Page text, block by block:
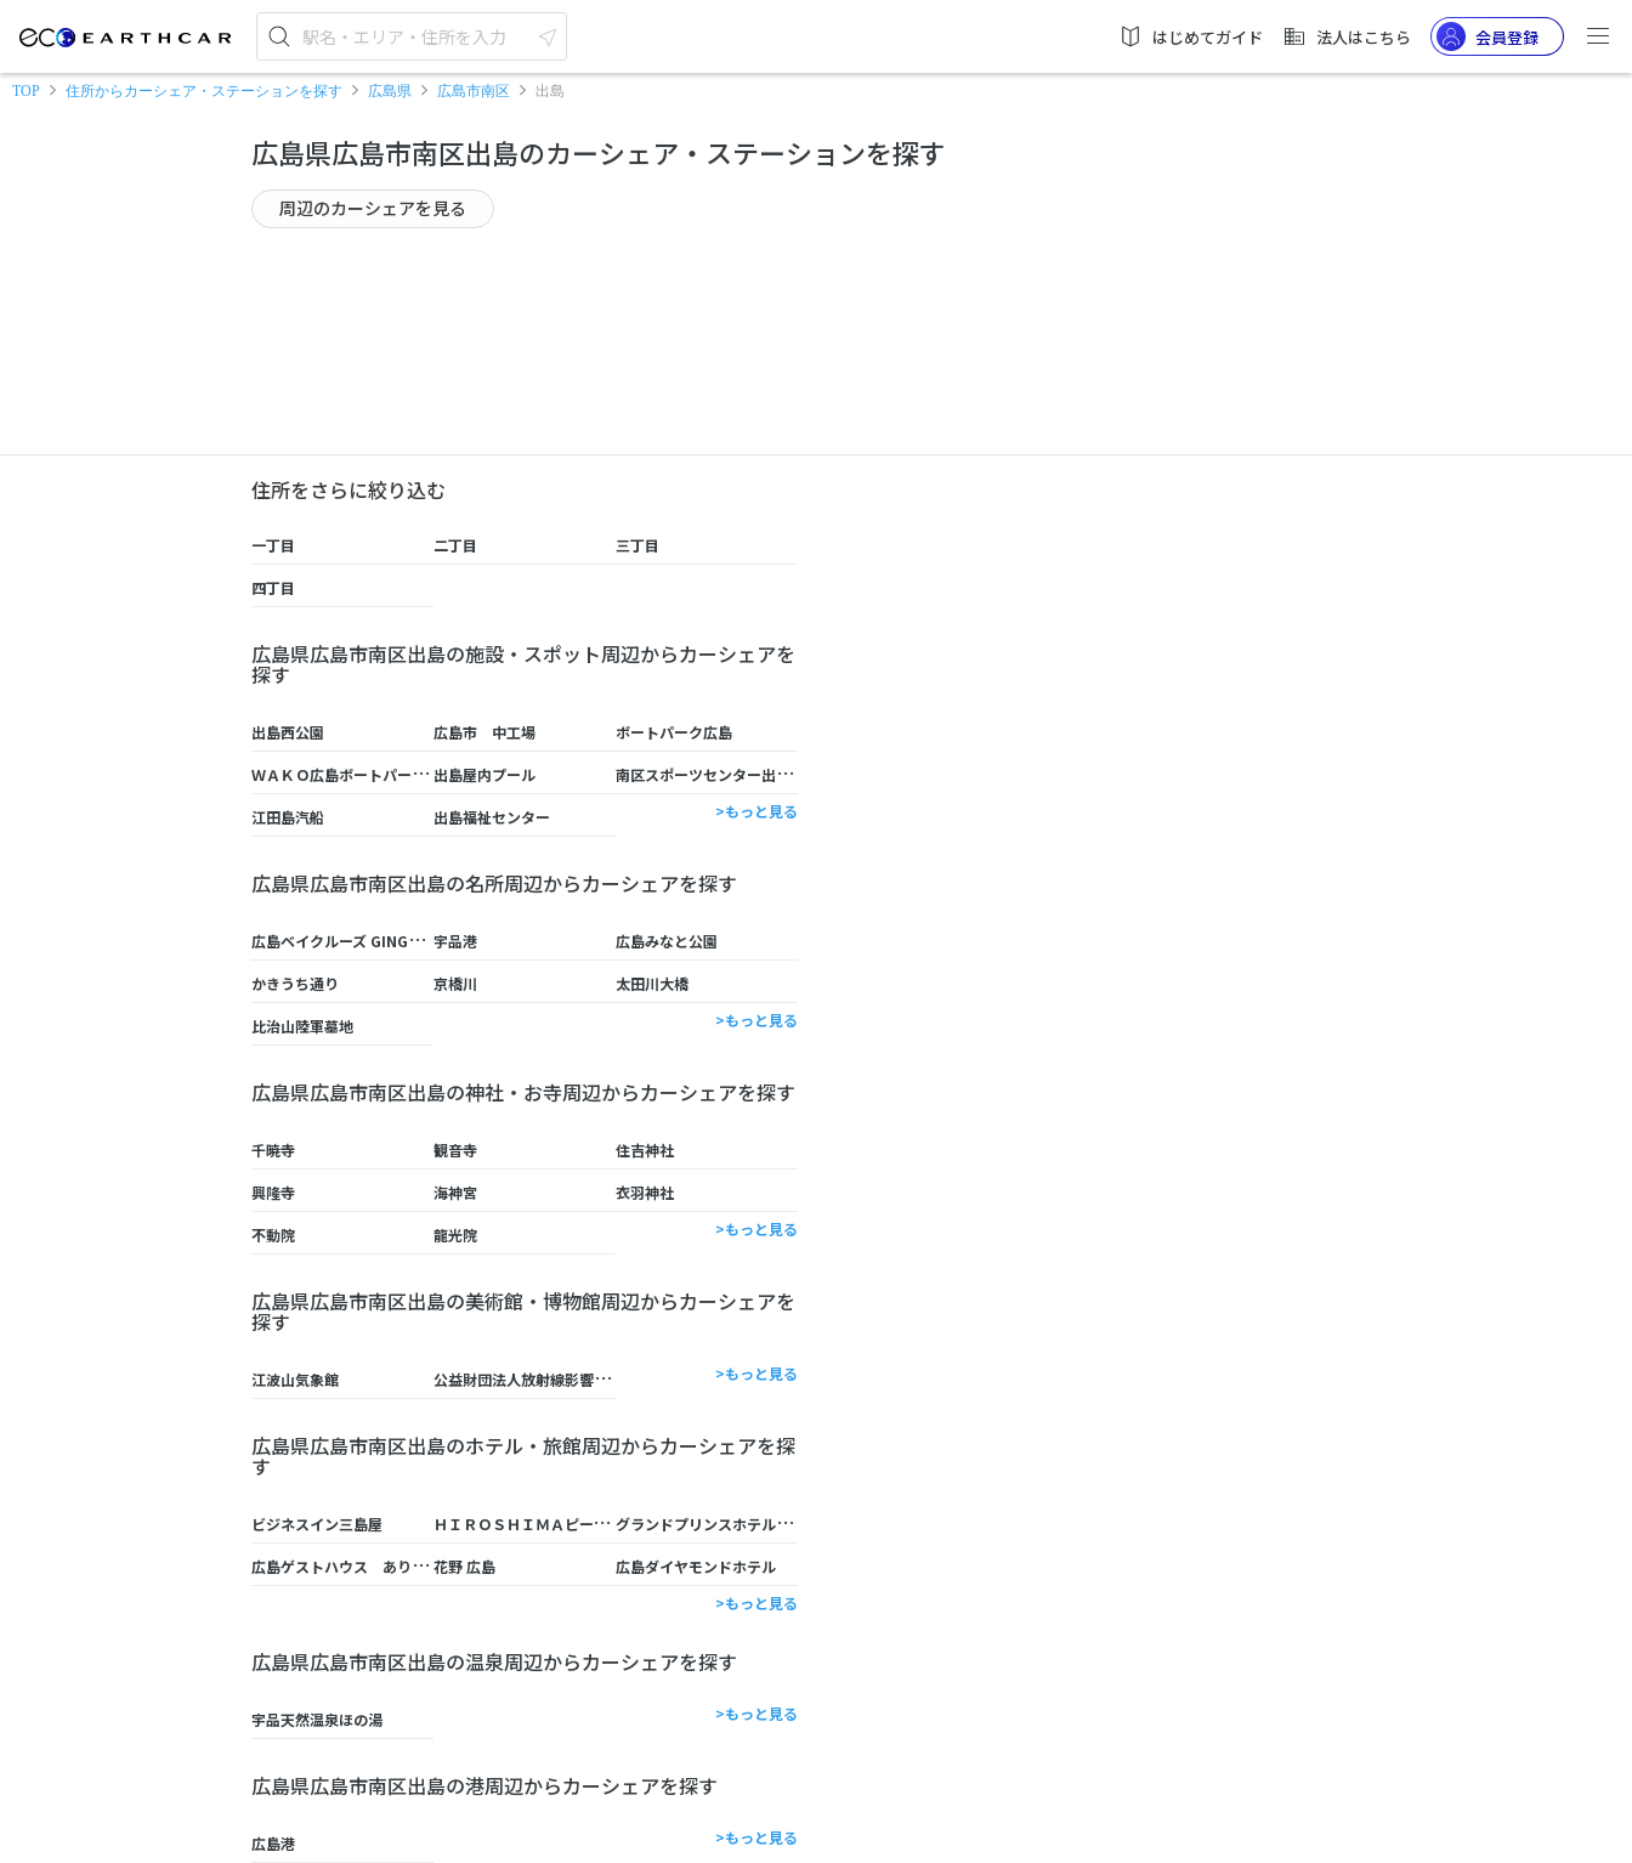
はじめてガイド 法人はこちら 会員登録
TOP 住所からカーシェア・ステーションを探す 広島県 広島市南区 出島
広島県広島市南区出島のカーシェア・ステーションを探す
周辺のカーシェアを見る
住所をさらに絞り込む
一丁目 二丁目 三丁目
四丁目
広島県広島市南区出島の施設・スポット周辺からカーシェアを
探す
出島西公園 広島市 中工場 ボートパーク広島
Ｗ
ＡＫＯ広島ボートパーク株式会社 出島屋内プール 南
区スポーツセンター出島屋内プール
江田島汽船 出島福祉センター >もっと見る
広島県広島市南区出島の名所周辺からカーシェアを探す
広
島ベイクルーズ GINGA（広島ベイクルーズ ギンガ） 宇品港 広島みなと公園
かきうち通り 京橋川 太田川大橋
比治山陸軍墓地 >もっと見る
広島県広島市南区出島の神社・お寺周辺からカーシェアを探す
千暁寺 観音寺 住吉神社
興隆寺 海神宮 衣羽神社
不動院 龍光院 >もっと見る
広島県広島市南区出島の美術館・博物館周辺からカーシェアを
探す
江波山気象館 公
益財団法人放射線影響研究所 >もっと見る
広島県広島市南区出島のホテル・旅館周辺からカーシェアを探
す
ビジネスイン三島屋 Ｈ
ＩＲＯＳＨＩＭＡピースホテル宇品 グ
ランドプリンスホテル広島
広
島ゲストハウス ありがとう 花野 広島
広島ダイヤモンドホテル
>もっと見る
広島県広島市南区出島の温泉周辺からカーシェアを探す
宇品天然温泉ほの湯 >もっと見る
広島県広島市南区出島の港周辺からカーシェアを探す
広島港 >もっと見る